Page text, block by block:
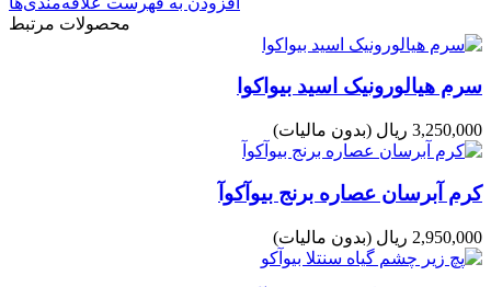
محصولات مرتبط
سرم هیالورونیک اسید بیواکوا
3,250,000 ریال (بدون مالیات)
کرم آبرسان عصاره برنج بیوآکوآ
2,950,000 ریال (بدون مالیات)